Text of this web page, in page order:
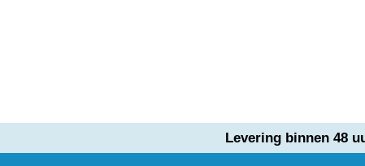
Levering binnen 48